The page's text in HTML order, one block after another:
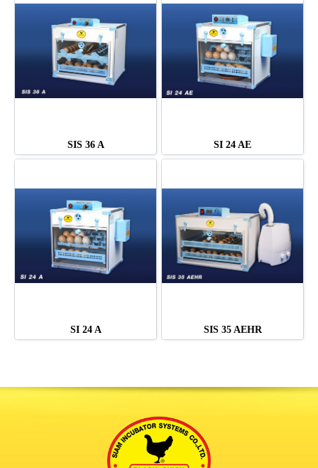
SIS 36 A SI 24 AE
SI 24 A SIS 35 AEHR